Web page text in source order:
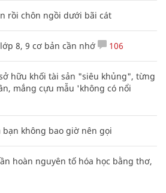
rồi chôn ngồi dưới bãi cát
8, 9 cơ bản cần nhớ 106
hữu khối tài sản "siêu khủng", từng
mắng cựu mẫu 'không có nổi
bạn không bao giờ nên gọi
hoàn nguyên tố hóa học bằng thơ,